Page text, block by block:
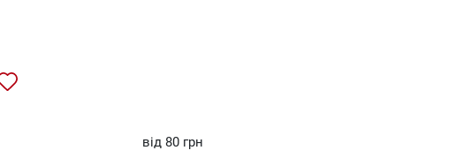
від 80 грн